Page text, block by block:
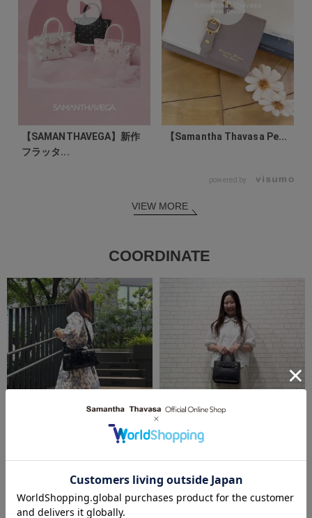
【SAMANTHAVEGA】新作
フラッタ...
【Samantha Thavasa Pe...
powered by
VIEW MORE
COORDINATE
2026.08.07
Samantha Thavasa Petit
Choice
2026.08.06